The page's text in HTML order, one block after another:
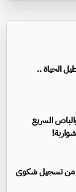
الحياة ..
السريع
من تسجيل شكوى